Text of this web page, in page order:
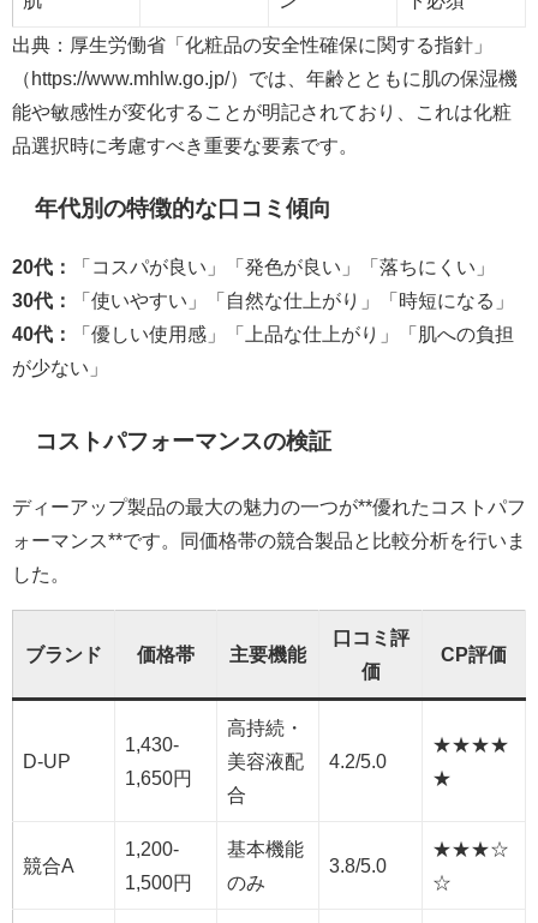
出典：厚生労働省「化粧品の安全性確保に関する指針」
（https://www.mhlw.go.jp/）では、年齢とともに肌の保湿機
能や敏感性が変化することが明記されており、これは化粧
品選択時に考慮すべき重要な要素です。
年代別の特徴的な口コミ傾向
20代：
「コスパが良い」「発色が良い」「落ちにくい」
30代：
「使いやすい」「自然な仕上がり」「時短になる」
40代：
「優しい使用感」「上品な仕上がり」「肌への負担
が少ない」
コストパフォーマンスの検証
ディーアップ製品の最大の魅力の一つが**優れたコストパフ
ォーマンス**です。同価格帯の競合製品と比較分析を行いま
した。
ブランド 価格帯 主要機能
口コミ評
価
CP評価
D-UP
1,430-
1,650円
高持続・
美容液配
合
4.2/5.0
★★★★
★
競合A
1,200-
1,500円
基本機能
のみ
3.8/5.0
★★★☆
☆